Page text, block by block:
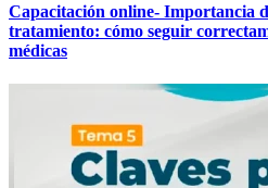
Capacitación online- Importancia
tratamiento: cómo seguir
médicas